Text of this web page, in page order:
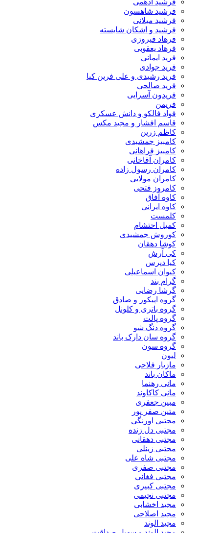
فرشید ادهمی
فرشید شاهسون
فرشید میلانی
فرشید و اشکان شایسته
فرهاد فیروزی
فرهاد یعقوبی
فرید ایمانی
فرید جوادی
فرید رشیدی و علی فرین کیا
فرید صالحی
فریدون آسرایی
فریمن
فواد فالکو و دانش عسکری
قاسم افشار و مجید مکس
کاظم زرین
کامبیز جمشیدی
کامبیز فراهانی
کامران آقاخانی
کامران رسول زاده
کامران مولایی
کامروز فتحی
کاوه آفاق
کاوه ایرانی
کلمست
کمیل احتشام
کوروش جمشیدی
کوشا دهقان
کی آرش
کیا دپرس
کیوان اسماعیلی
گرام بند
گرشا رضایی
گروه اپیکور و صادق
گروه باتری و کلونل
گروه پالت
گروه دنگ شو
گروه سان دارک باند
گروه سون
لیون
مازیار فلاحی
ماکان باند
مانی رهنما
مانی کاکاوند
مبین جعفری
متین صفر پور
مجتبی اورنگی
مجتبی دل زنده
مجتبی دهقانی
مجتبی زینلی
مجتبی شاه علی
مجتبی صفری
مجتبی فغانی
مجتبی کبیری
مجتبی نجیمی
مجید اخشابی
مجید اصلاحی
مجید الوند‎